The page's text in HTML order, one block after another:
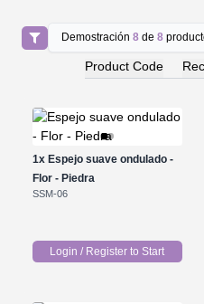
Demostración8 de8
Product Code
1xEspejo suave ondulado -
Flor - Piedra
SSM-06
Login / Register to Start